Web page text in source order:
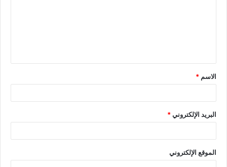
الاسم *
البريد الإلكتروني*
الموقع الإلكتروني